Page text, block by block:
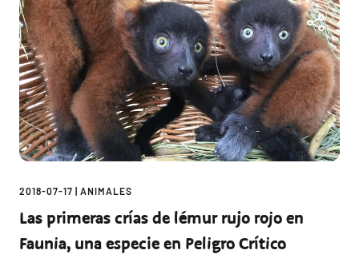
2018-07-17 | ANIMALES
Las primeras crías de lémur rujo rojo en
Faunia, una especie en Peligro Crítico